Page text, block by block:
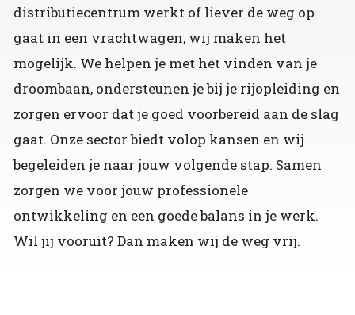
distributiecentrum werkt of liever de weg op
gaat in een vrachtwagen, wij maken het
mogelijk. We helpen je met het vinden van je
droombaan, ondersteunen je bij je rijopleiding en
zorgen ervoor dat je goed voorbereid aan de slag
gaat. Onze sector biedt volop kansen en wij
begeleiden je naar jouw volgende stap. Samen
zorgen we voor jouw professionele
ontwikkeling en een goede balans in je werk.
Wil jij vooruit? Dan maken wij de weg vrij.